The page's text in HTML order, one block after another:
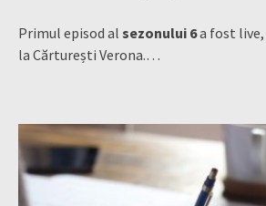
Primul episod al sezonului 6a fost live,
la Cărturești Verona.…